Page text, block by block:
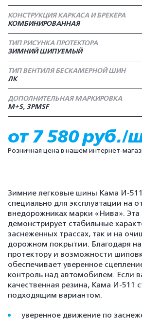
КОНСТРУКЦИЯ КАРКАСА И БРЕКЕРА
КОМБИНИРОВАННАЯ
ТИП РИСУНКА ПРОТЕКТОРА
ЗИМНИЙ ШИПУЕМЫЙ
ТИП ВЕНТИЛЯ БЕСКАМЕРНОЙ ШИН
ЛК
ДОПОЛНИТЕЛЬНАЯ МАРКИРОВКА
M+S, 3PMSF
от 7 580 руб./
Розничная цена в нашем интернет-
Зимние легковые шины Кама И-
специально для эксплуатации на
внедорожниках марки «Нива».
демонстрирует стабильные
заснеженных трассах, так и на
дорожном покрытии. Благодаря
протектору и возможности
обеспечивает уверенное
контроль над автомобилем. Если
качественная резина, Кама И-511
подходящим вариантом.
уверенное движение по